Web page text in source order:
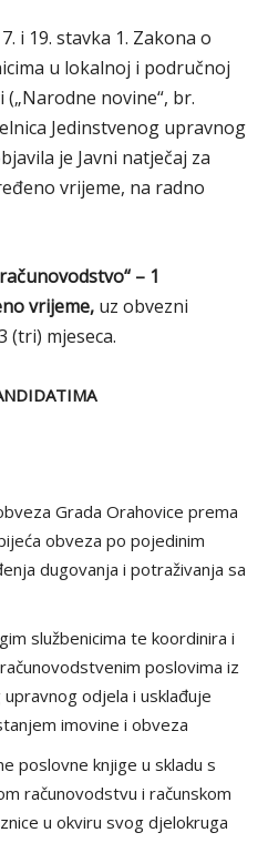
stavka 1. Zakona o
u lokalnoj i područnoj
novine“, br.
Jedinstvenog upravnog
je Javni natječaj za
vrijeme, na radno
– 1
vrijeme, uz obvezni
(tri) mjeseca.
Grada Orahovice prema
obveza po pojedinim
dugovanja i potraživanja sa
službenicima te koordinira i
poslovima iz
odjela i usklađuje
imovine i obveza
poslovne knjige u skladu s
računovodstvu i računskom
u okviru svog djelokruga